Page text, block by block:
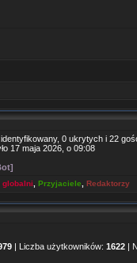
0 ukrytych i 22
17 maja 2026, o 09:08
globalni Przyjaciele Redaktorzy
| Liczba użytkowników: 1622 |